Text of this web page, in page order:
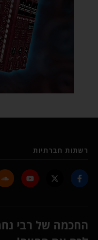
רשתות חברתיות
החכמה של רבי